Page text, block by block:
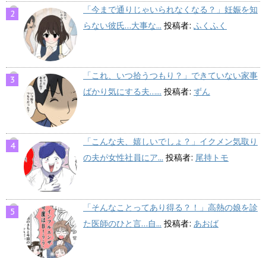
「今まで通りじゃいられなくなる？」妊娠を知
らない彼氏…大事な... 投稿者: ふくふく
「これ、いつ拾うつもり？」できていない家事
ばかり気にする夫…... 投稿者: ずん
「こんな夫、嬉しいでしょ？」イクメン気取り
の夫が女性社員にア... 投稿者: 尾持トモ
「そんなことってあり得る？！」高熱の娘を診
た医師のひと言…自... 投稿者: あおば